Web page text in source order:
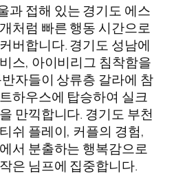
과 접해 있는 경기도 에스
처럼 빠른 행동 시간으로
버합니다. 경기도 성남에
스, 아이비리그 침착함을
자들이 상류층 갈라에 참
하우스에 탑승하여 실크
만끽합니다. 경기도 부천
쉬 플레이, 커플의 경험,
서 분출하는 행복감으로
은 님프에 집중합니다.